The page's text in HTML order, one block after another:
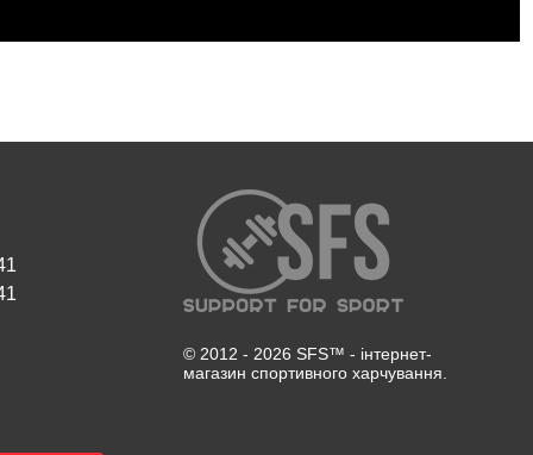
© 2012 - 2026 SFS™ - інтернет-
магазин спортивного харчування.